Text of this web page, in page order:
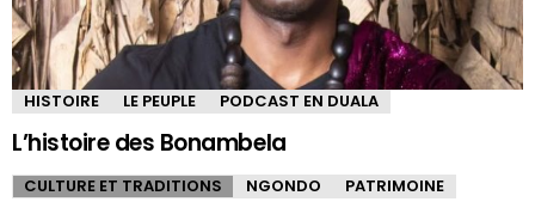
HISTOIRE LE PEUPLE PODCAST EN DUALA
L’histoire des Bonambela
CULTURE ET TRADITIONS NGONDO PATRIMOINE